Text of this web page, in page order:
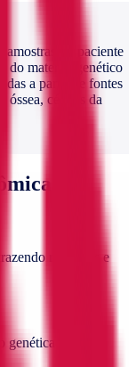
amostras do paciente
do material genético
a partir de fontes
óssea, células da
respostas e
de risco